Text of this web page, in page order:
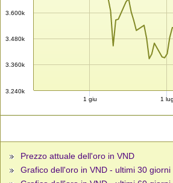
3.240k
3.360k
3.480k
3.600k
1 giu 1 lug
Prezzo attuale dell'oro in VND
Grafico dell'oro in VND - ultimi 30 giorni